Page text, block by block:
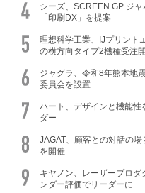
シーズ、SCREEN GP ジ
「印刷DX」を提案
理想科学工業、IJプリント
の横方向タイプ2機種受注
ジャグラ、令和8年熊本地
委員会を設置
ハート、デザインと機能性
ダー
JAGAT、顧客との対話の場
を開催
キヤノン、レーザープロ
ンダー評価でリーダーに